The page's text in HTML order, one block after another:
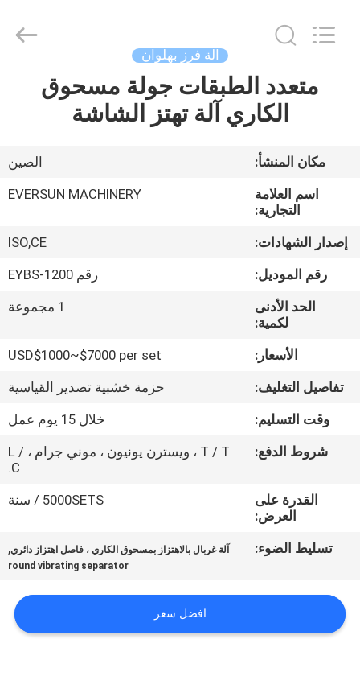
مسكن
عرض
الافتراضي
معلومات
جولة
في
المعمل
الجودة
اتصل
اطلب
آلة فرز بهلوان
متعدد الطبقات جولة مسحوق
الكاري آلة تهتز الشاشة
مكان المنشأ:
الصين
اسم العلامة
التجارية:
EVERSUN MACHINERY
إصدار الشهادات:
ISO,CE
رقم الموديل:
رقم EYBS-1200
الحد الأدنى
لكمية:
1 مجموعة
الأسعار:
USD$1000~$7000 per set
تفاصيل التغليف:
حزمة خشبية تصدير القياسية
وقت التسليم:
خلال 15 يوم عمل
شروط الدفع:
T / T ، ويسترن يونيون ، موني جرام ، L /
C.
القدرة على
العرض:
5000SETS / سنة
تسليط الضوء: آلة غربال بالاهتزاز بمسحوق الكاري ، فاصل اهتزاز دائري,
round vibrating separator
افضل سعر